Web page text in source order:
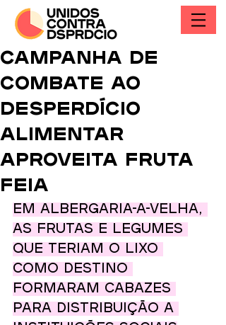
Campanha de
combate ao
desperdício
alimentar
aproveita fruta
feia
Em Albergaria-a-Velha,
as frutas e legumes
que teriam o lixo
como destino
formaram cabazes
para distribuição a